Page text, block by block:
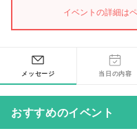
イベントの詳細は
メッセージ 当日の内容
おすすめのイベント